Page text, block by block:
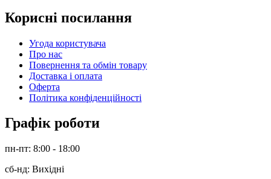
Корисні посилання
Угода користувача
Про нас
Повернення та обмін товару
Доставка і оплата
Оферта
Політика конфіденційності
Графік роботи
пн-пт: 8:00 - 18:00
сб-нд: Вихідні